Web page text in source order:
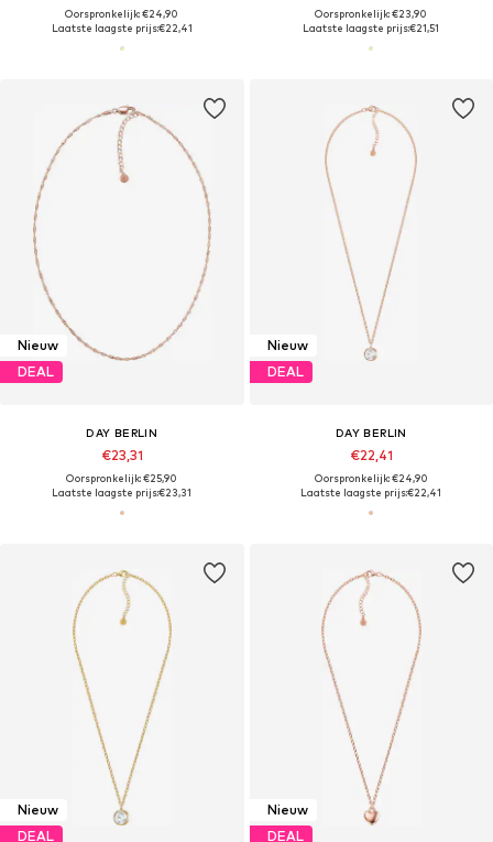
Oorspronkelijk: €24,90
Laatste laagste prijs:€22,41
Oorspronkelijk: €23,90
Laatste laagste prijs:€21,51
Nieuw
DEAL
DAY BERLIN
€23,31
Oorspronkelijk: €25,90
Laatste laagste prijs:€23,31
Nieuw
DEAL
DAY BERLIN
€22,41
Oorspronkelijk: €24,90
Laatste laagste prijs:€22,41
Nieuw
DEAL
Nieuw
DEAL